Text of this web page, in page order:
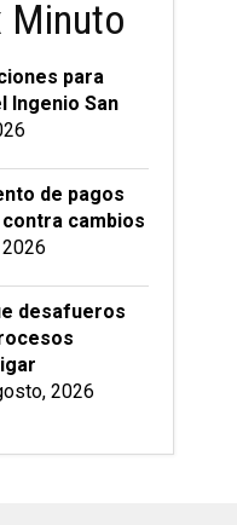
Minuto
para
Ingenio San
de pagos
cambios
desafueros
2026